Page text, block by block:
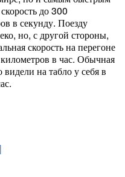
до 300
в секунду. Поезду
но, с другой стороны,
скорость на перегоне
в час. Обычная
на табло у себя в